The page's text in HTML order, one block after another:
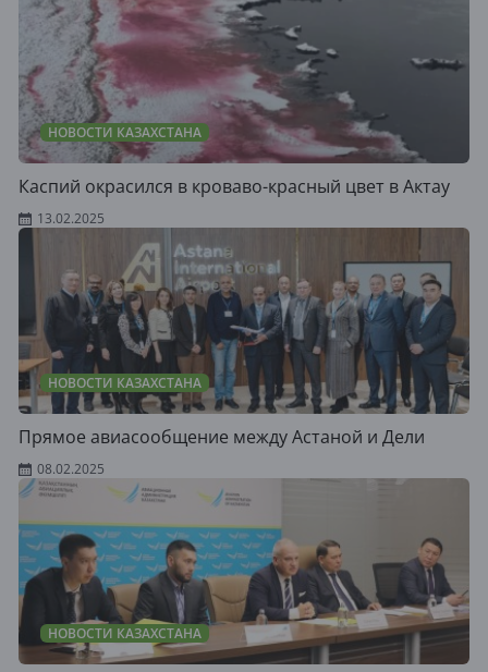
НОВОСТИ КАЗАХСТАНА
Каспий окрасился в кроваво-красный цвет в Актау
13.02.2025
НОВОСТИ КАЗАХСТАНА
Прямое авиасообщение между Астаной и Дели
08.02.2025
НОВОСТИ КАЗАХСТАНА